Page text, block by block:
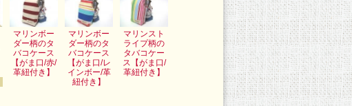
マリンボー
ダー柄のタ
バコケース
【がま口/赤/
革紐付き】
マリンボー
ダー柄のタ
バコケース
【がま口/レ
インボー/革
紐付き】
マリンスト
ライプ柄の
タバコケー
ス【がま口/
革紐付き】